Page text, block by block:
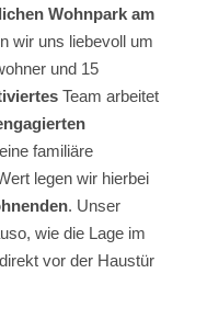
Wohnpark am
wir uns liebevoll um
und 15
Team arbeitet
familiäre
legen wir hierbei
. Unser
wie die Lage im
direkt vor der Haustür